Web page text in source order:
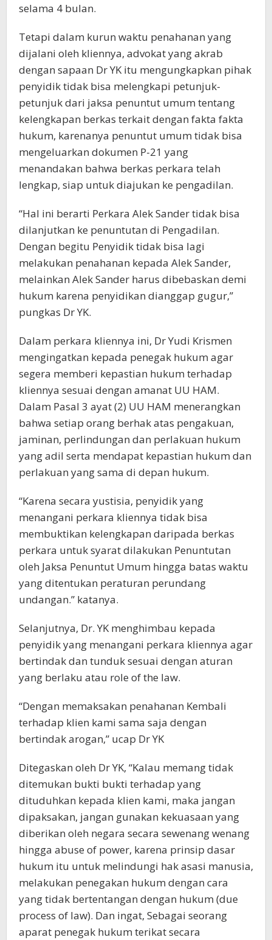
selama 4 bulan.
Tetapi dalam kurun waktu penahanan yang
dijalani oleh kliennya, advokat yang akrab
dengan sapaan Dr YK itu mengungkapkan pihak
penyidik tidak bisa melengkapi petunjuk-
petunjuk dari jaksa penuntut umum tentang
kelengkapan berkas terkait dengan fakta fakta
hukum, karenanya penuntut umum tidak bisa
mengeluarkan dokumen P-21 yang
menandakan bahwa berkas perkara telah
lengkap, siap untuk diajukan ke pengadilan.
“Hal ini berarti Perkara Alek Sander tidak bisa
dilanjutkan ke penuntutan di Pengadilan.
Dengan begitu Penyidik tidak bisa lagi
melakukan penahanan kepada Alek Sander,
melainkan Alek Sander harus dibebaskan demi
hukum karena penyidikan dianggap gugur,”
pungkas Dr YK.
Dalam perkara kliennya ini, Dr Yudi Krismen
mengingatkan kepada penegak hukum agar
segera memberi kepastian hukum terhadap
kliennya sesuai dengan amanat UU HAM.
Dalam Pasal 3 ayat (2) UU HAM menerangkan
bahwa setiap orang berhak atas pengakuan,
jaminan, perlindungan dan perlakuan hukum
yang adil serta mendapat kepastian hukum dan
perlakuan yang sama di depan hukum.
“Karena secara yustisia, penyidik yang
menangani perkara kliennya tidak bisa
membuktikan kelengkapan daripada berkas
perkara untuk syarat dilakukan Penuntutan
oleh Jaksa Penuntut Umum hingga batas waktu
yang ditentukan peraturan perundang
undangan.” katanya.
Selanjutnya, Dr. YK menghimbau kepada
penyidik yang menangani perkara kliennya agar
bertindak dan tunduk sesuai dengan aturan
yang berlaku atau role of the law.
“Dengan memaksakan penahanan Kembali
terhadap klien kami sama saja dengan
bertindak arogan,” ucap Dr YK
Ditegaskan oleh Dr YK, “Kalau memang tidak
ditemukan bukti bukti terhadap yang
dituduhkan kepada klien kami, maka jangan
dipaksakan, jangan gunakan kekuasaan yang
diberikan oleh negara secara sewenang wenang
hingga abuse of power, karena prinsip dasar
hukum itu untuk melindungi hak asasi manusia,
melakukan penegakan hukum dengan cara
yang tidak bertentangan dengan hukum (due
process of law). Dan ingat, Sebagai seorang
aparat penegak hukum terikat secara